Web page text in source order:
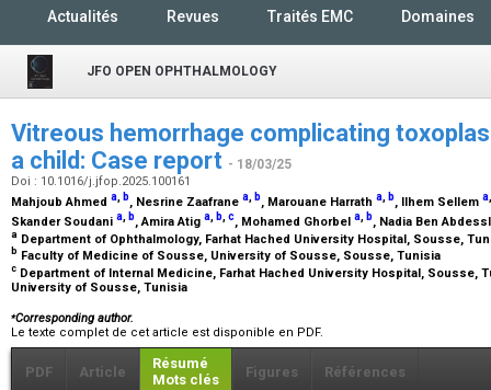
Actualités Revues Traités EMC Domaines
JFO OPEN OPHTHALMOLOGY
Vitreous hemorrhage complicating
a child: Case report - 18/03/25
Doi : 10.1016/j.jfop.2025.100161
Mahjoub Ahmed a, b, Nesrine Zaafrane a, b, Marouane Harrath a, b, Ilhem Sellem a
Skander Soudani a b, Amira Atig a b c, Mohamed Ghorbel a b, Nadia Ben
a Department of Ophthalmology, Farhat Hached University Hospital, Sousse,
b Faculty of Medicine of Sousse, University of Sousse, Sousse, Tunisia
c Department of Internal Medicine, Farhat Hached University Hospital, Sousse,
University of Sousse, Tunisia
⁎Corresponding author.
Le texte complet de cet article est disponible en PDF.
PDF Article
Résumé
Mots clés
Figures Références